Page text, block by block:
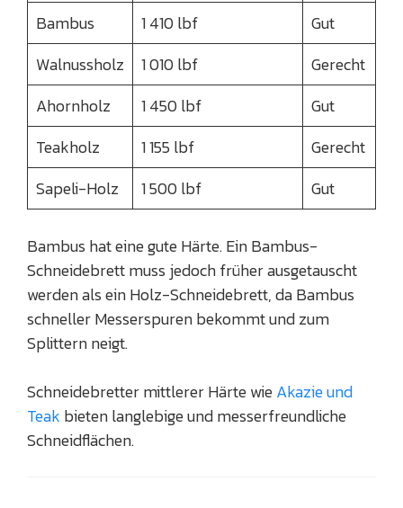
Bambus 1 410 lbf
Gut
Walnussholz
1 010 lbf
Gerecht
Ahornholz
1 450 lbf
Gut
Teakholz
1 155 lbf
Gerecht
Sapeli-Holz
1 500 lbf Gut
Bambus hat eine gute Härte. Ein Bambus-
Schneidebrett muss jedoch früher ausgetauscht
werden als ein Holz-Schneidebrett, da Bambus
schneller Messerspuren bekommt und zum
Splittern neigt.
Schneidebretter mittlerer Härte wieAkazie und
Teak bieten langlebige und messerfreundliche
Schneidflächen.